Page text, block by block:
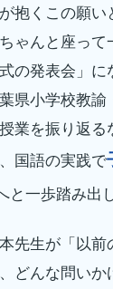
抱くこの願い
ゃんと座って
の発表会」に
県小学校教諭
業を振り返る
国語の実践で
と一歩踏み出
先生が「以前
どんな問いか